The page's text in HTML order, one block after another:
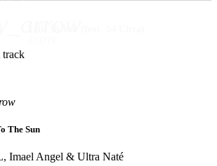
The Sun
Imael Angel & Ultra Naté